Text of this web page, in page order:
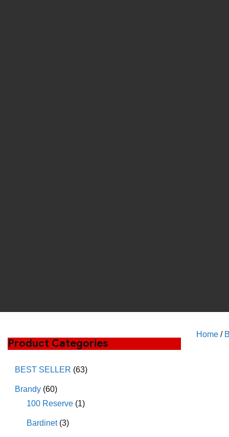
Home /
Product Categories
BEST SELLER (63)
Brandy (60)
100 Reserve (1)
Bardinet (3)